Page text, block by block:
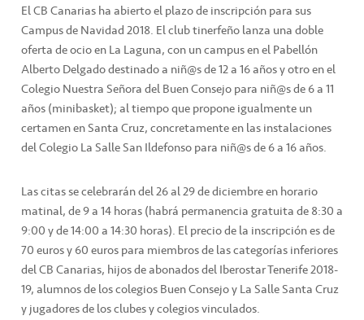
El CB Canarias ha abierto el plazo de inscripción para sus
Campus de Navidad 2018. El club tinerfeño lanza una doble
oferta de ocio en La Laguna, con un campus en el Pabellón
Alberto Delgado destinado a niñ@s de 12 a 16 años y otro en el
Colegio Nuestra Señora del Buen Consejo para niñ@s de 6 a 11
años (minibasket); al tiempo que propone igualmente un
certamen en Santa Cruz, concretamente en las instalaciones
del Colegio La Salle San Ildefonso para niñ@s de 6 a 16 años.
Las citas se celebrarán del 26 al 29 de diciembre en horario
matinal, de 9 a 14 horas (habrá permanencia gratuita de 8:30 a
9:00 y de 14:00 a 14:30 horas). El precio de la inscripción es de
70 euros y 60 euros para miembros de las categorías inferiores
del CB Canarias, hijos de abonados del Iberostar Tenerife 2018-
19, alumnos de los colegios Buen Consejo y La Salle Santa Cruz
y jugadores de los clubes y colegios vinculados.